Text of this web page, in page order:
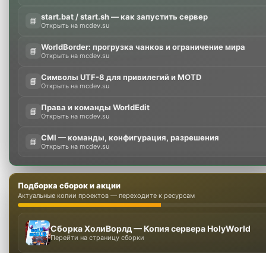
📘 start.bat / start.sh — как запустить сервер
Открыть на mcdev.su
📘 WorldBorder: прогрузка чанков и ограничение мира
Открыть на mcdev.su
📘 Символы UTF-8 для привилегий и MOTD
Открыть на mcdev.su
📘 Права и команды WorldEdit
Открыть на mcdev.su
📘 CMI — команды, конфигурация, разрешения
Открыть на mcdev.su
Подборка сборок и акции
Актуальные копии проектов — переходите к ресурсам
Сборка ХолиВорлд — Копия сервера HolyWorld
Перейти на страницу сборки